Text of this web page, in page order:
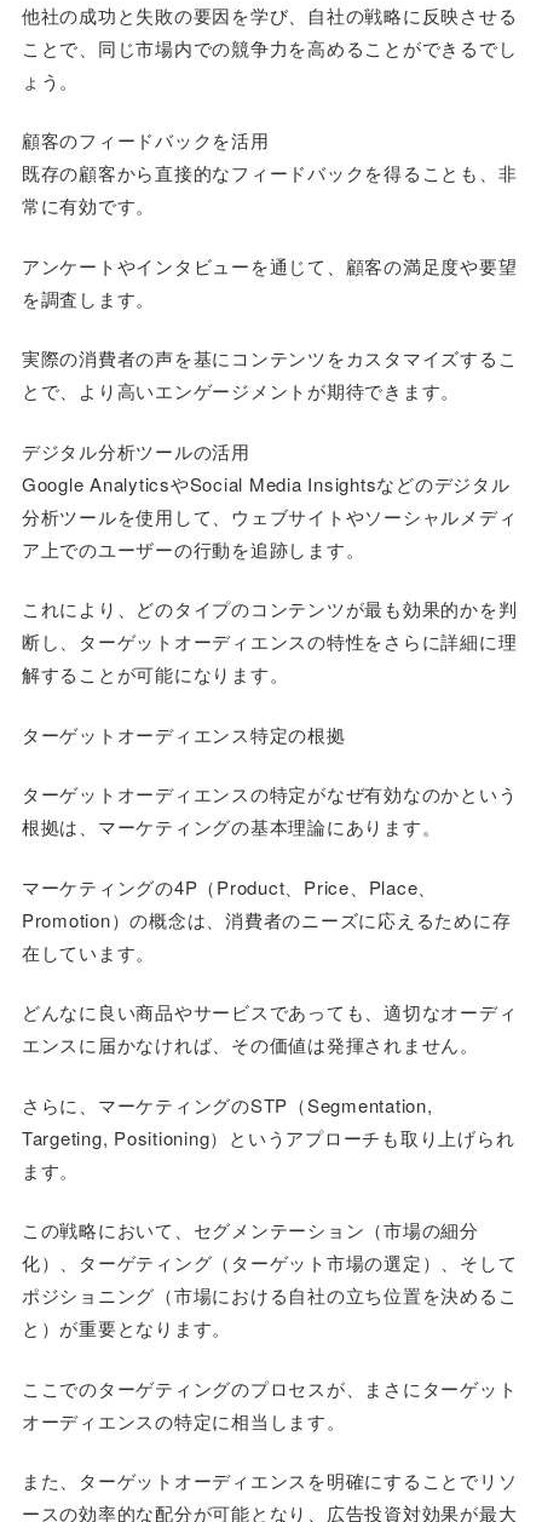
他社の成功と失敗の要因を学び、自社の戦略に反映させる
ことで、同じ市場内での競争力を高めることができるでし
ょう。
顧客のフィードバックを活用
既存の顧客から直接的なフィードバックを得ることも、非
常に有効です。
アンケートやインタビューを通じて、顧客の満足度や要望
を調査します。
実際の消費者の声を基にコンテンツをカスタマイズするこ
とで、より高いエンゲージメントが期待できます。
デジタル分析ツールの活用
Google AnalyticsやSocial Media Insightsなどのデジタル
分析ツールを使用して、ウェブサイトやソーシャルメディ
ア上でのユーザーの行動を追跡します。
これにより、どのタイプのコンテンツが最も効果的かを判
断し、ターゲットオーディエンスの特性をさらに詳細に理
解することが可能になります。
ターゲットオーディエンス特定の根拠
ターゲットオーディエンスの特定がなぜ有効なのかという
根拠は、マーケティングの基本理論にあります。
マーケティングの4P（Product、Price、Place、
Promotion）の概念は、消費者のニーズに応えるために存
在しています。
どんなに良い商品やサービスであっても、適切なオーディ
エンスに届かなければ、その価値は発揮されません。
さらに、マーケティングのSTP（Segmentation,
Targeting, Positioning）というアプローチも取り上げられ
ます。
この戦略において、セグメンテーション（市場の細分
化）、ターゲティング（ターゲット市場の選定）、そして
ポジショニング（市場における自社の立ち位置を決めるこ
と）が重要となります。
ここでのターゲティングのプロセスが、まさにターゲット
オーディエンスの特定に相当します。
また、ターゲットオーディエンスを明確にすることでリソ
ースの効率的な配分が可能となり、広告投資対効果が最大